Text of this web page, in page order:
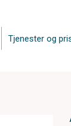
Tjenester og